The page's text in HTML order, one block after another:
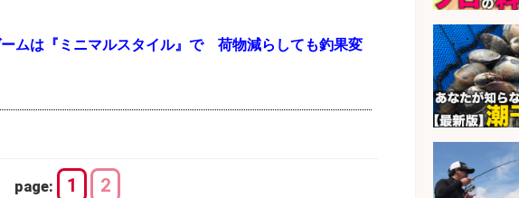
ムは『ミニマルスタイル』で 荷物減らしても釣果変
page: 1 2